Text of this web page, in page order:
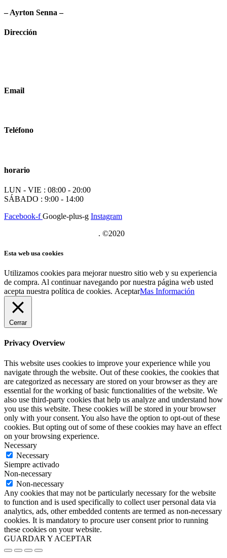
– Ayrton Senna –
Dirección
Email
Teléfono
horario
LUN - VIE : 08:00 - 20:00
SÁBADO : 9:00 - 14:00
Facebook-f Google-plus-g Instagram
. ©2020
Esta web usa cookies
Utilizamos cookies para mejorar nuestro sitio web y su experiencia
de compra. Al continuar navegando por nuestra página web usted
acepta nuestra política de cookies. AceptarMas Información
Cerrar
Privacy Overview
This website uses cookies to improve your experience while you
navigate through the website. Out of these cookies, the cookies that
are categorized as necessary are stored on your browser as they are
essential for the working of basic functionalities of the website. We
also use third-party cookies that help us analyze and understand how
you use this website. These cookies will be stored in your browser
only with your consent. You also have the option to opt-out of these
cookies. But opting out of some of these cookies may have an effect
on your browsing experience.
Necessary
Necessary
Siempre activado
Non-necessary
Non-necessary
Any cookies that may not be particularly necessary for the website
to function and is used specifically to collect user personal data via
analytics, ads, other embedded contents are termed as non-necessary
cookies. It is mandatory to procure user consent prior to running
these cookies on your website.
GUARDAR Y ACEPTAR